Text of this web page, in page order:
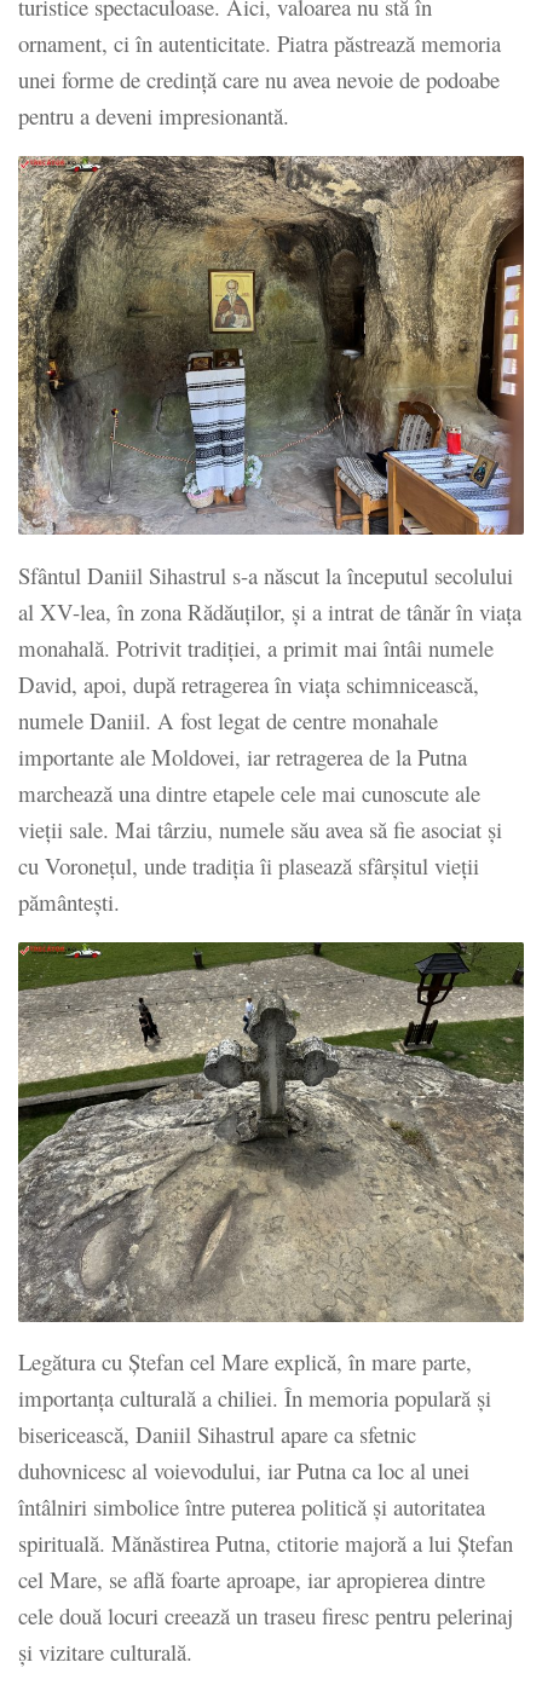
turistice spectaculoase. Aici, valoarea nu stă în
ornament, ci în autenticitate. Piatra păstrează memoria
unei forme de credință care nu avea nevoie de podoabe
pentru a deveni impresionantă.
Sfântul Daniil Sihastrul s-a născut la începutul secolului
al XV-lea, în zona Rădăuților, și a intrat de tânăr în viața
monahală. Potrivit tradiției, a primit mai întâi numele
David, apoi, după retragerea în viața schimnicească,
numele Daniil. A fost legat de centre monahale
importante ale Moldovei, iar retragerea de la Putna
marchează una dintre etapele cele mai cunoscute ale
vieții sale. Mai târziu, numele său avea să fie asociat și
cu Voronețul, unde tradiția îi plasează sfârșitul vieții
pământești.
Legătura cu Ștefan cel Mare explică, în mare parte,
importanța culturală a chiliei. În memoria populară și
bisericească, Daniil Sihastrul apare ca sfetnic
duhovnicesc al voievodului, iar Putna ca loc al unei
întâlniri simbolice între puterea politică și autoritatea
spirituală. Mănăstirea Putna, ctitorie majoră a lui Ștefan
cel Mare, se află foarte aproape, iar apropierea dintre
cele două locuri creează un traseu firesc pentru pelerinaj
și vizitare culturală.